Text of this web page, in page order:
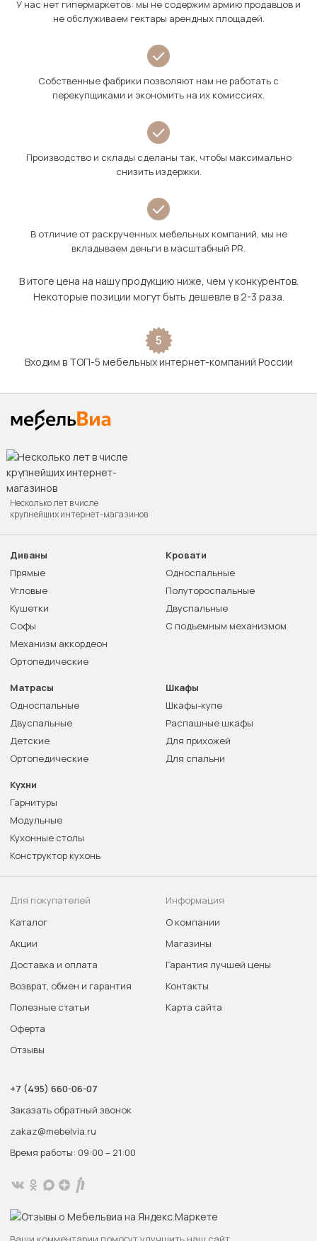
У нас нет гипермаркетов: мы не содержим армию продавцов и
не обслуживаем гектары арендных площадей.
Собственные фабрики позволяют нам не работать с
перекупщиками и экономить на их комиссиях.
Производство и склады сделаны так, чтобы максимально
снизить издержки.
В отличие от раскрученных мебельных компаний, мы не
вкладываем деньги в масштабный PR.
В итоге цена на нашу продукцию ниже, чем у конкурентов.
Некоторые позиции могут быть дешевле в 2-3 раза.
5
Входим в ТОП-5 мебельных интернет-компаний России
Несколько лет в числе
крупнейших интернет-магазинов
Диваны
Прямые
Угловые
Кушетки
Софы
Механизм аккордеон
Ортопедические
Кровати
Односпальные
Полутороспальные
Двуспальные
С подъемным механизмом
Матрасы
Односпальные
Двуспальные
Детские
Ортопедические
Шкафы
Шкафы-купе
Распашные шкафы
Для прихожей
Для спальни
Кухни
Гарнитуры
Модульные
Кухонные столы
Конструктор кухонь
Для покупателей
Каталог
Акции
Доставка и оплата
Возврат, обмен и гарантия
Полезные статьи
Оферта
Отзывы
Информация
О компании
Магазины
Гарантия лучшей цены
Контакты
Карта сайта
+7 (495) 660-06-07
Заказать обратный звонок
zakaz@mebelvia.ru
Время работы: 09:00 – 21:00